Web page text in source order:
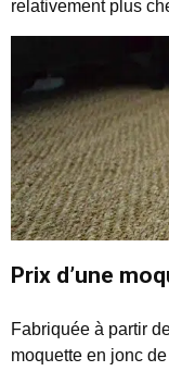
relativement plus
Prix d’une
Fabriquée à partir
moquette en jonc